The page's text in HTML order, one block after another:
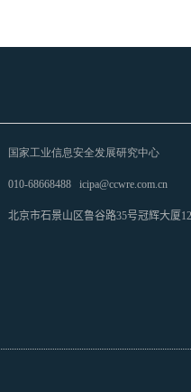
国家工业信息安全发展研究中心
010-68668488 icipa@ccwre.com.cn
北京市石景山区鲁谷路35号冠辉大厦